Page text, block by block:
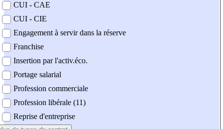
CUI - CAE
CUI - CIE
Engagement à servir dans la réserve
Franchise
Insertion par l'activ.éco.
Portage salarial
Profession commerciale
Profession libérale (11)
Reprise d'entreprise